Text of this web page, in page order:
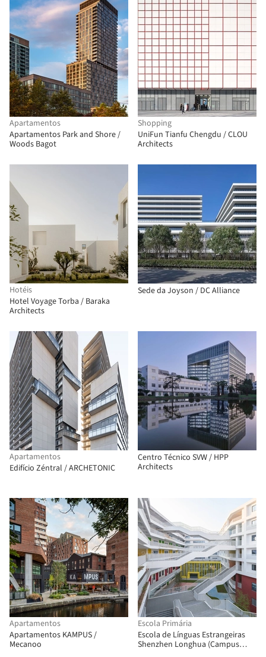
Apartamentos
Apartamentos Park and Shore /
Woods Bagot
Shopping
UniFun Tianfu Chengdu / CLOU
Architects
Hotéis
Hotel Voyage Torba / Baraka
Architects
Sede da Joyson / DC Alliance
Apartamentos
Edifício Zéntral / ARCHETONIC
Centro Técnico SVW / HPP
Architects
Apartamentos
Apartamentos KAMPUS /
Mecanoo
Escola Primária
Escola de Línguas Estrangeiras
Shenzhen Longhua (Campus